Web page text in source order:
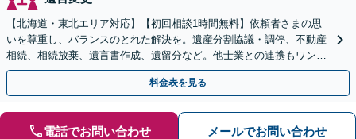
【北海道・東北エリア対応】【初回相談1時間無料】依頼者さまの思
いを尊重し、バランスのとれた解決を。遺産分割協議・調停、不動産
相続、相続放棄、遺言書作成、遺留分など。他士業との連携もワンス
トップで対応します【休日・夜間面談OK】
料金表を見る
電話でお問い合わせ メールでお問い合わせ